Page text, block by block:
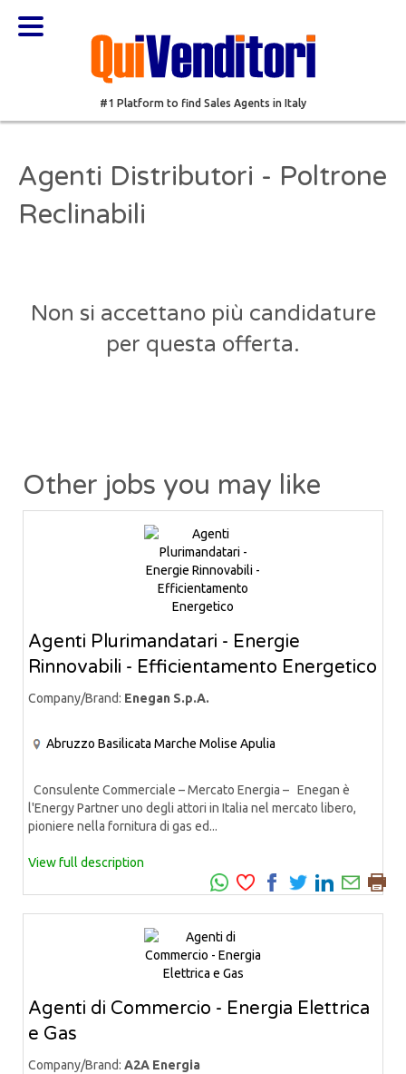
#1 Platform to find Sales Agents in Italy
Agenti Distributori - Poltrone
Reclinabili
Non si accettano più candidature
per questa offerta.
Other jobs you may like
Agenti Plurimandatari - Energie
Rinnovabili - Efficientamento Energetico
Company/Brand: Enegan S.p.A.
Abruzzo Basilicata Marche Molise Apulia
Consulente Commerciale – Mercato Energia – Enegan è
l'Energy Partner uno degli attori in Italia nel mercato libero,
pioniere nella fornitura di gas ed...
View full description
Agenti di Commercio - Energia Elettrica
e Gas
Company/Brand: A2A Energia